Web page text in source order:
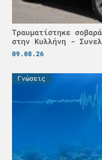
Τραυματίστηκε
στην Κυλλήνη -
09.08.26
Γνώσεις